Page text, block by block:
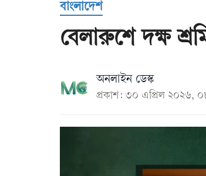
বাংলাদেশ
বেলারুশে দক্ষ
অনলাইন ডেস্ক
প্রকাশ: ৩০ এপ্রিল ২০২৬,